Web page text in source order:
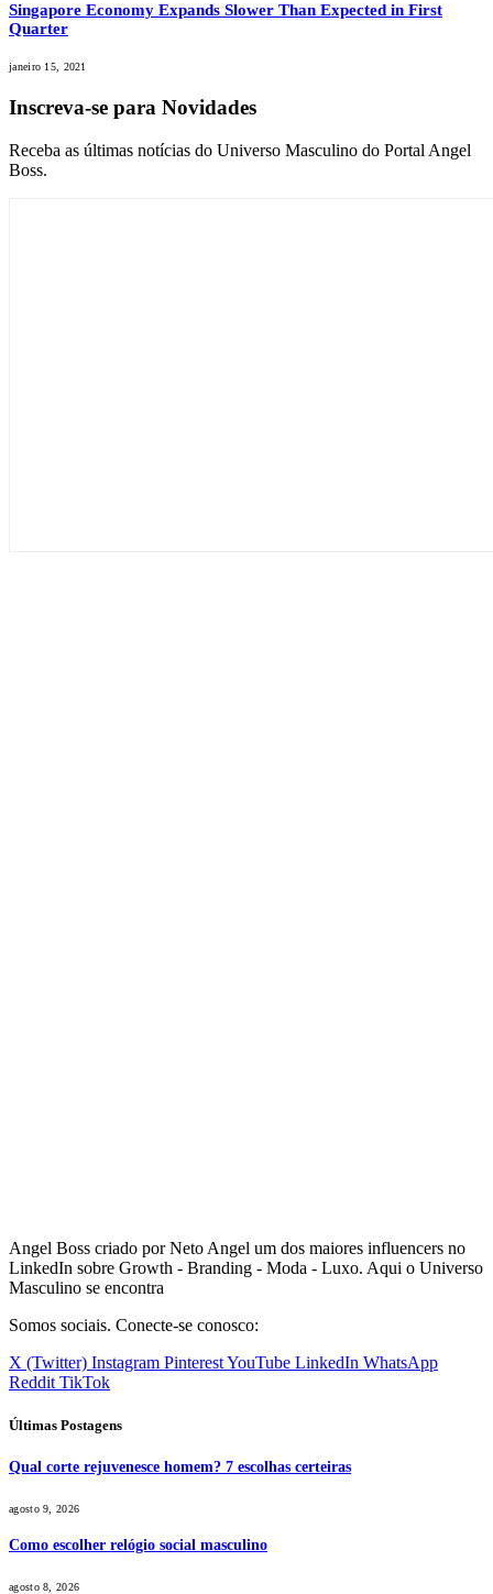
Singapore Economy Expands Slower Than Expected in First
Quarter
janeiro 15, 2021
Inscreva-se para Novidades
Receba as últimas notícias do Universo Masculino do Portal Angel
Boss.
Angel Boss criado por Neto Angel um dos maiores influencers no
LinkedIn sobre Growth - Branding - Moda - Luxo. Aqui o Universo
Masculino se encontra
Somos sociais. Conecte-se conosco:
X (Twitter) Instagram PinterestYouTube LinkedIn WhatsApp
Reddit TikTok
Últimas Postagens
Qual corte rejuvenesce homem? 7 escolhas certeiras
agosto 9, 2026
Como escolher relógio social masculino
agosto 8, 2026